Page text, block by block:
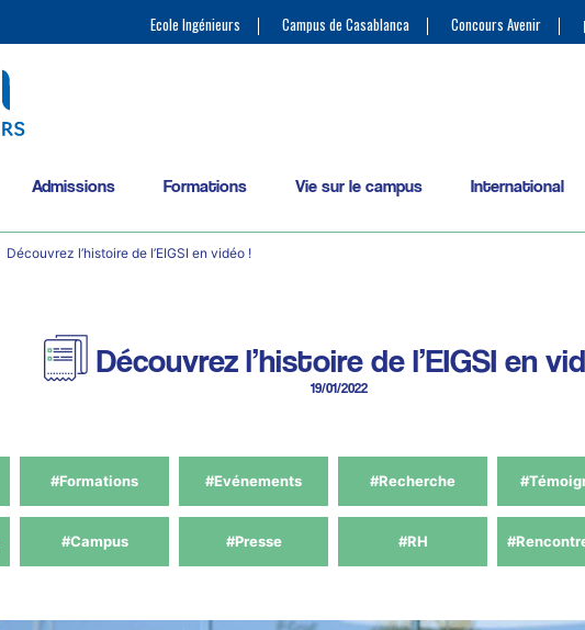
Ecole Ingénieurs Campus de Casablanca Concours Avenir
Admissions Formations Vie sur le campus International
Découvrez l’histoire de l’EIGSI en vidéo !
Découvrez l’histoire de l’EIGSI en
19/01/2022
#Formations #Evénements #Recherche
#Campus #Presse #RH